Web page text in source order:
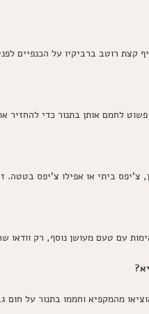
קצת רוטב ברביקיו על הכנפיים
צ'יפס ביתי או אפילו צ'יפס בטטה.
עם טעם מעושן נוסף, רק
בתנור על חום גבוה במשך 10-15 דקות. הן